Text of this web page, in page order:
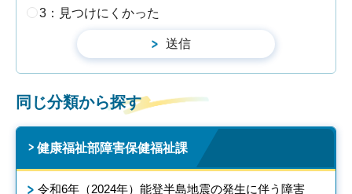
3：見つけにくかった
同じ分類から探す
健康福祉部障害保健福祉課
令和6年（2024年）能登半島地震の発生に伴う障害